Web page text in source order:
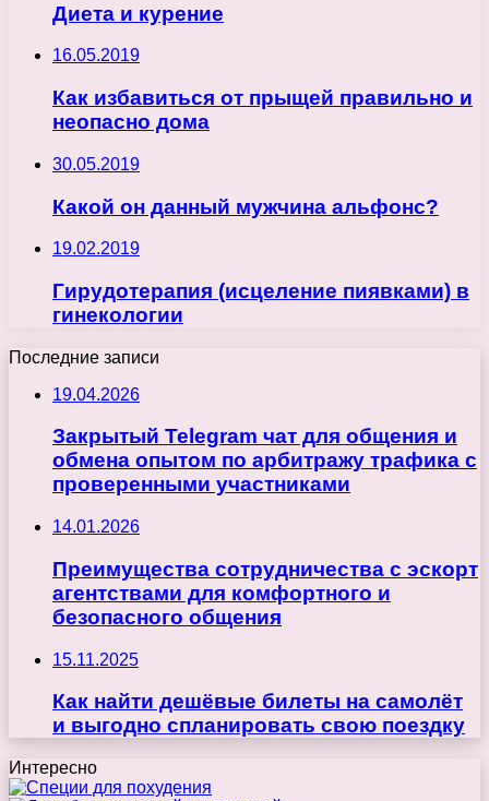
Диета и курение
16.05.2019
Как избавиться от прыщей правильно и
неопасно дома
30.05.2019
Какой он данный мужчина альфонс?
19.02.2019
Гирудотерапия (исцеление пиявками) в
гинекологии
Последние записи
19.04.2026
Закрытый Telegram чат для общения и
обмена опытом по арбитражу трафика с
проверенными участниками
14.01.2026
Преимущества сотрудничества с эскорт
агентствами для комфортного и
безопасного общения
15.11.2025
Как найти дешёвые билеты на самолёт
и выгодно спланировать свою поездку
Интересно